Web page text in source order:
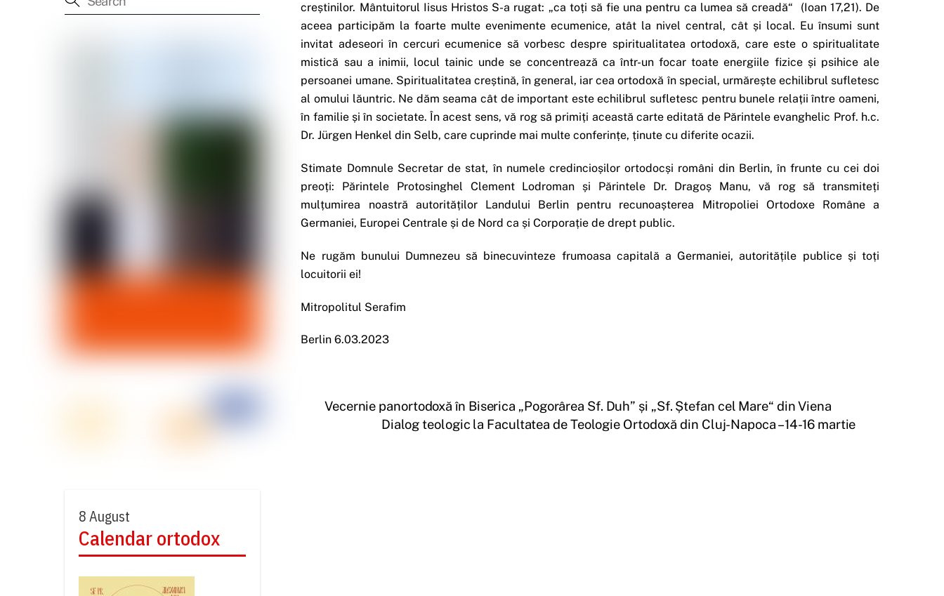
creștinilor. Mântuitorul Iisus Hristos S-a rugat: „ca toți să fie una pentru ca lumea să creadă“ (Ioan 17,21). De
aceea participăm la foarte multe evenimente ecumenice, atât la nivel central, cât și local. Eu însumi sunt
invitat adeseori în cercuri ecumenice să vorbesc despre spiritualitatea ortodoxă, care este o spiritualitate
mistică sau a inimii, locul tainic unde se concentrează ca într-un focar toate energiile fizice și psihice ale
persoanei umane. Spiritualitatea creștină, în general, iar cea ortodoxă în special, urmărește echilibrul sufletesc
al omului lăuntric. Ne dăm seama cât de important este echilibrul sufletesc pentru bunele relații între oameni,
în familie și în societate. În acest sens, vă rog să primiți această carte editată de Părintele evanghelic Prof. h.c.
Dr. Jürgen Henkel din Selb, care cuprinde mai multe conferințe, ținute cu diferite ocazii.
Stimate Domnule Secretar de stat, în numele credincioșilor ortodocși români din Berlin, în frunte cu cei doi
preoți: Părintele Protosinghel Clement Lodroman și Părintele Dr. Dragoș Manu, vă rog să transmiteți
mulțumirea noastră autorităților Landului Berlin pentru recunoașterea Mitropoliei Ortodoxe Române a
Germaniei, Europei Centrale și de Nord ca și Corporație de drept public.
Ne rugăm bunului Dumnezeu să binecuvinteze frumoasa capitală a Germaniei, autoritățile publice și toți
locuitorii ei!
Mitropolitul Serafim
Berlin 6.03.2023
Vecernie panortodoxă în Biserica „Pogorârea Sf. Duh” și „Sf. Ștefan cel Mare“ din Viena
Dialog teologic la Facultatea de Teologie Ortodoxă din Cluj-Napoca – 14-16 martie
8 August
Calendar ortodox